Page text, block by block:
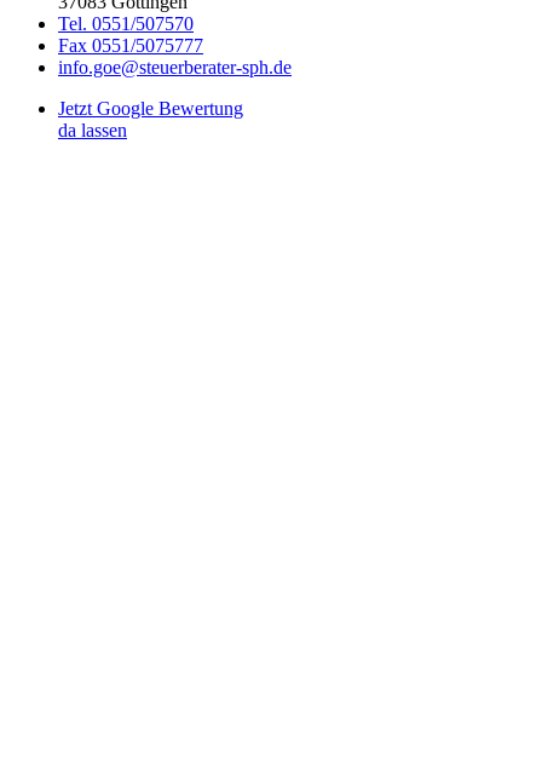
Tel. 0551/507570
Fax 0551/5075777
info.goe@steuerberater-sph.de
Jetzt Google Bewertung
da lassen